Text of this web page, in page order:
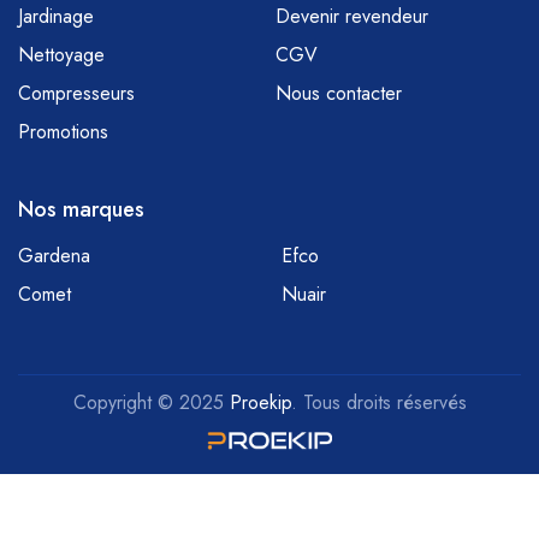
Jardinage
Nettoyage
Compresseurs
Promotions
Devenir revendeur
CGV
Nous contacter
Nos marques
Gardena
Efco
Comet
Nuair
Copyright © 2025 Proekip. Tous droits réservés